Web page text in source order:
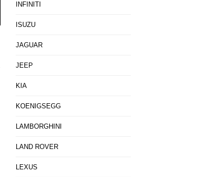
INFINITI
ISUZU
JAGUAR
JEEP
KIA
KOENIGSEGG
LAMBORGHINI
LAND ROVER
LEXUS